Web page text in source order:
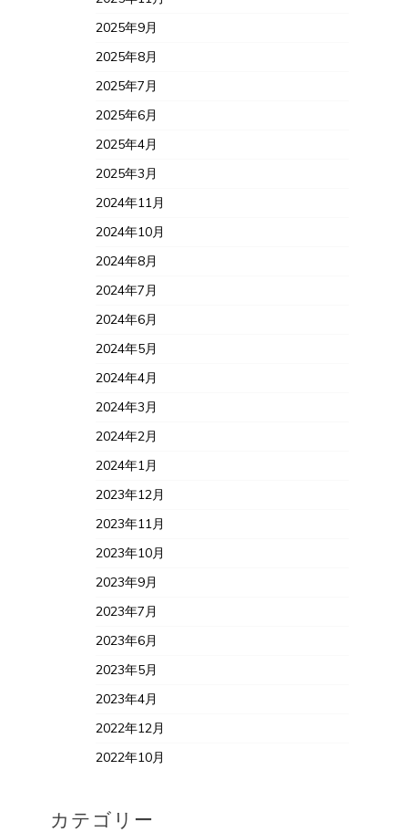
2025年9月
2025年8月
2025年7月
2025年6月
2025年4月
2025年3月
2024年11月
2024年10月
2024年8月
2024年7月
2024年6月
2024年5月
2024年4月
2024年3月
2024年2月
2024年1月
2023年12月
2023年11月
2023年10月
2023年9月
2023年7月
2023年6月
2023年5月
2023年4月
2022年12月
2022年10月
カテゴリー